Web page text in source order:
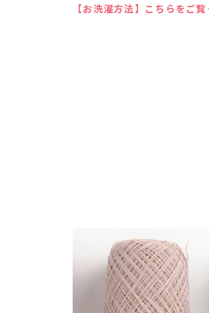
【お洗濯方法】こちらをご覧